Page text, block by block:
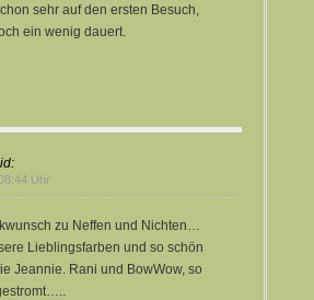
sehr auf den ersten Besuch,
ein wenig dauert.
Uhr
zu Neffen und Nichten…
Lieblingsfarben und so schön
Jeannie. Rani und BowWow, so